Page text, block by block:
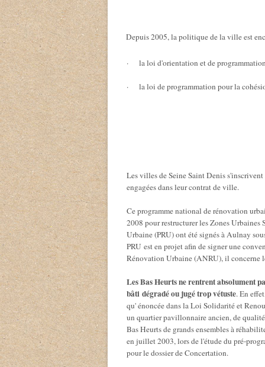
Depuis 2005, la politique de la ville est
· la loi d'orientation et de
· la loi de programmation pour la
Les villes de Seine Saint Denis
engagées dans leur contrat de ville.
Ce programme national de rénovation
2008 pour restructurer les Zones Urbaines
Urbaine (PRU) ont été signés à Aulnay
PRU est en projet afin de signer une
Rénovation Urbaine (ANRU), il concerne
Les Bas Heurts ne rentrent absolument
bâti dégradé ou jugé trop vétuste. En
qu' énoncée dans la Loi Solidarité et
un quartier pavillonnaire ancien, de
Bas Heurts de grands ensembles à
en juillet 2003, lors de l'étude du pré-
pour le dossier de Concertation.